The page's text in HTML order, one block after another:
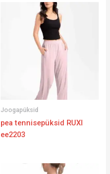
Joogapüksid
pea tennisepüksid RUXI
ee2203